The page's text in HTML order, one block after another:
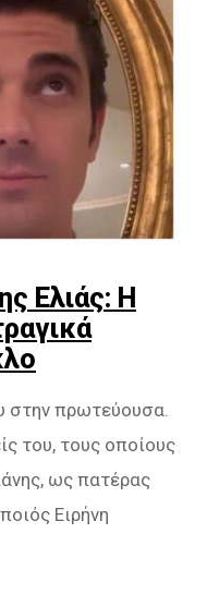
Ελιάς: Η
στην πρωτεύουσα.
του, τους οποίους
ως πατέρας
Ειρήνη